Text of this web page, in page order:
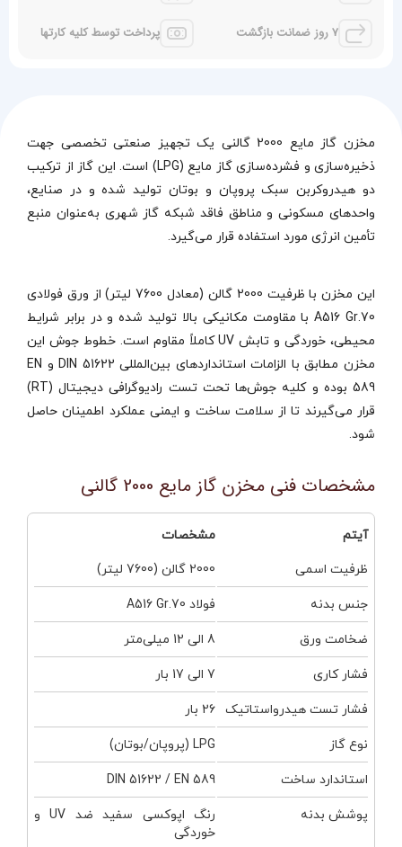
7 روز ضمانت بازگشت پرداخت توسط کلیه کارتها
مخزن گاز مایع 2000 گالنی یک تجهیز صنعتی تخصصی جهت
ذخیره‌سازی و فشرده‌سازی گاز مایع (LPG) است. این گاز از ترکیب
دو هیدروکربن سبک پروپان و بوتان تولید شده و در صنایع،
واحدهای مسکونی و مناطق فاقد شبکه گاز شهری به‌عنوان منبع
تأمین انرژی مورد استفاده قرار می‌گیرد.
این مخزن با ظرفیت 2000 گالن (معادل 7600 لیتر) از ورق فولادی
A516 Gr.70 با مقاومت مکانیکی بالا تولید شده و در برابر شرایط
محیطی، خوردگی و تابش UV کاملاً مقاوم است. خطوط جوش این
مخزن مطابق با الزامات استانداردهای بین‌المللی DIN 51622 و EN
589 بوده و کلیه جوش‌ها تحت تست رادیوگرافی دیجیتال (RT)
قرار می‌گیرند تا از سلامت ساخت و ایمنی عملکرد اطمینان حاصل
شود.
مشخصات فنی مخزن گاز مایع 2000 گالنی
آیتم
مشخصات
ظرفیت اسمی
2000 گالن (7600 لیتر)
جنس بدنه فولاد A516 Gr.70
ضخامت ورق 8 الی 12 میلی‌متر
فشار کاری 7 الی 17 بار
فشار تست هیدرواستاتیک 26 بار
نوع گاز LPG (پروپان/بوتان)
استاندارد ساخت DIN 51622 / EN 589
پوشش بدنه
رنگ اپوکسی سفید ضد UV و
خوردگی